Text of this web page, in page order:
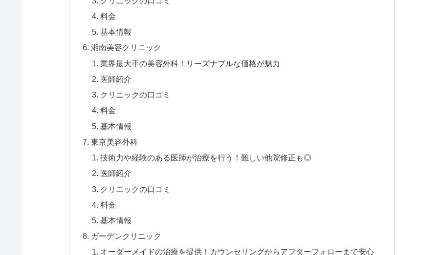
料金
基本情報
湘南美容クリニック
業界最大手の美容外科！リーズナブルな価格が魅力
医師紹介
クリニックの口コミ
料金
基本情報
東京美容外科
技術力や経験のある医師が治療を行う！難しい他院修正も◎
医師紹介
クリニックの口コミ
料金
基本情報
ガーデンクリニック
オーダーメイドの治療を提供！カウンセリングからアフターフォローまで安心